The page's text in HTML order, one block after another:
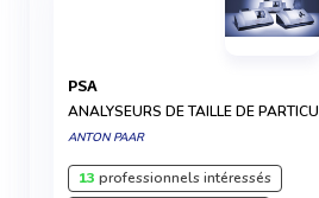
PSA
ANALYSEURS DE TAILLE DE
ANTON PAAR
13 professionnels intéressés